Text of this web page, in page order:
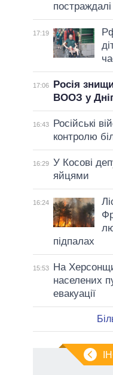
постраждалі
17:19
17:06
Росія
ВООЗ у
16:43
Російські
контролю
16:29 У Косові
яйцями
16:24
підпалах
15:53
На
населених
евакуації